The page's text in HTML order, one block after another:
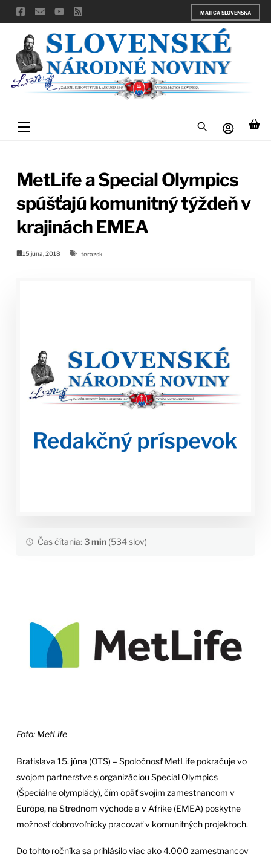
Skip
to
content
MATICA SLOVENSKÁ
Menu
MetLife a Special Olympics
spúšťajú komunitný týždeň v
krajinách EMEA
15 júna, 2018 terazsk
Čas čítania:3 min(534 slov)
Foto: MetLife
Bratislava 15. júna (OTS) – Spoločnosť MetLife pokračuje vo
svojom partnerstve s organizáciou Special Olympics
(Špeciálne olympiády), čím opäť svojim zamestnancom v
Európe, na Strednom východe a v Afrike (EMEA) poskytne
možnosť dobrovoľnícky pracovať v komunitných projektoch.
Do tohto ročníka sa prihlásilo viac ako 4.000 zamestnancov